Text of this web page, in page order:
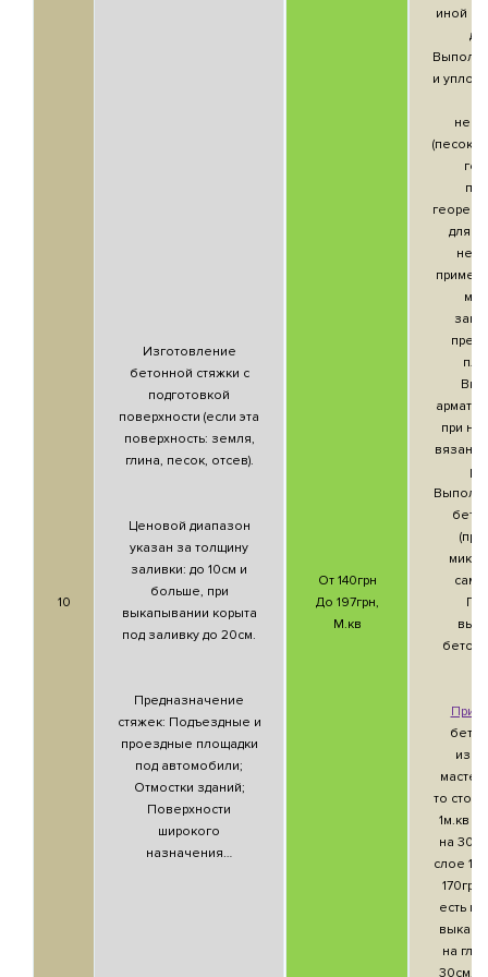
10
Изготовление
бетонной стяжки с
подготовкой
поверхности (если эта
поверхность: земля,
глина, песок, отсев).
Ценовой диапазон
указан за толщину
заливки: до 10см и
больше, при
выкапывании корыта
под заливку до 20см.
Предназначение
стяжек: Подъездные и
проездные площадки
под автомобили;
Отмостки зданий;
Поверхности
широкого
назначения…
От 140грн
До 197грн,
М.кв
иной
и
(песок,
для
при
то
1м.кв
на
слое
есть
на
30см,